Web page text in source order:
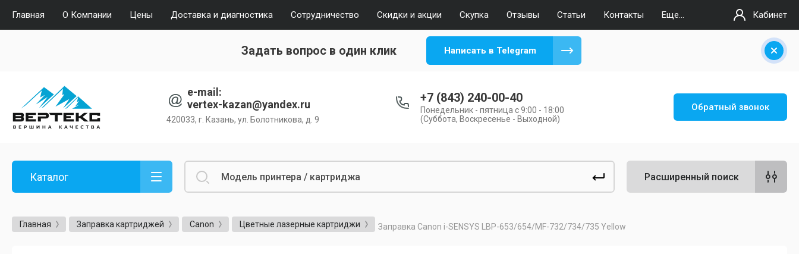
Главная О Компании Цены Доставка и диагностика Сотрудничество Скидки и акции Скупка Отзывы Статьи Контакты Еще... Кабинет
Задать вопрос в один клик Написать в Telegram
e-mail:
vertex-kazan@yandex.ru
420033, г. Казань, ул. Болотникова, д. 9
+7 (843) 240-00-40
Понедельник - пятница с 9:00 - 18:00
(Суббота, Воскресенье - Выходной)
Обратный звонок
Каталог Расширенный поиск
Главная Заправка картриджей Canon Цветные лазерные картриджи Заправка Canon i-SENSYS LBP-653/654/MF-732/734/735 Yellow